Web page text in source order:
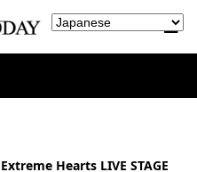
Extreme Hearts LIVE STAGE